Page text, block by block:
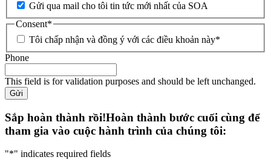
Gửi qua mail cho tôi tin tức mới nhất của SOA
Consent*
Tôi chấp nhận và đồng ý với các điều khoản này*
Phone
This field is for validation purposes and should be left unchanged.
Gửi
Sắp hoàn thành rồi!Hoàn thành bước cuối cùng để
tham gia vào cuộc hành trình của chúng tôi:
"*" indicates required fields